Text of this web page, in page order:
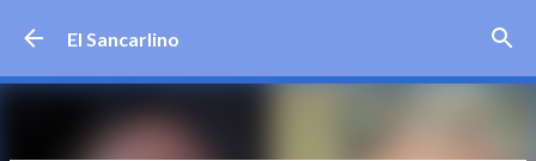
El Sancarlino